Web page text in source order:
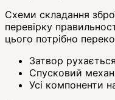
Схеми складання
перевірку
цього потрібно
Затвор
Спусковий
Усі компоненти